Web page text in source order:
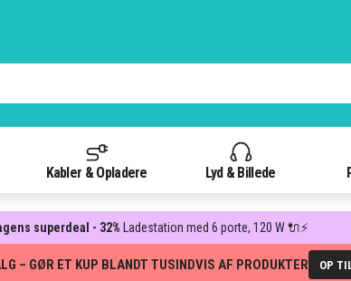
Kabler & Opladere Lyd & Billede
superdeal - 32% Ladestation med 6 porte, 120 W 🔌⚡
– GØR ET KUP BLANDT TUSINDVIS AF PRODUKTER OP